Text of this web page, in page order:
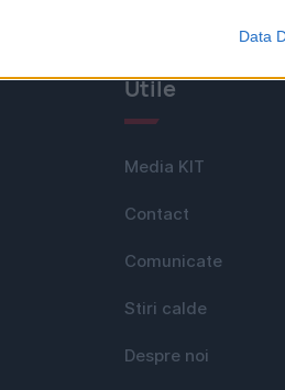
Data
Utile
Media KIT
Contact
Comunicate
Stiri calde
Despre noi